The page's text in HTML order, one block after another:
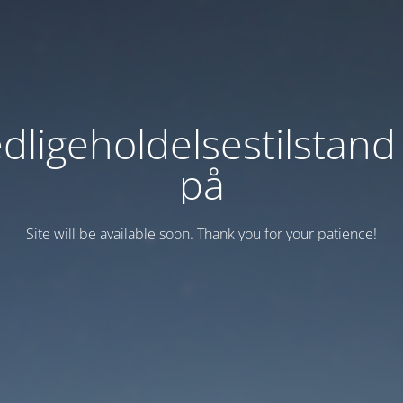
på
Site will be available soon. Thank you for your patience!